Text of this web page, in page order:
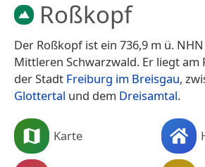
Roßkopf
Der Roßkopf ist ein 736,9 m ü.
Mittleren Schwarzwald. Er liegt am
der Stadt Freiburg im Breisgau,
Glottertal und dem Dreisamtal.
Karte